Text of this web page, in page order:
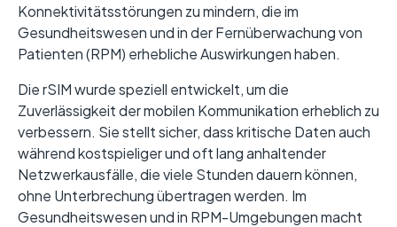
Konnektivitätsstörungen zu mindern, die im
Gesundheitswesen und in der Fernüberwachung von
Patienten (RPM) erhebliche Auswirkungen haben.
Die rSIM wurde speziell entwickelt, um die
Zuverlässigkeit der mobilen Kommunikation erheblich zu
verbessern. Sie stellt sicher, dass kritische Daten auch
während kostspieliger und oft lang anhaltender
Netzwerkausfälle, die viele Stunden dauern können,
ohne Unterbrechung übertragen werden. Im
Gesundheitswesen und in RPM-Umgebungen macht